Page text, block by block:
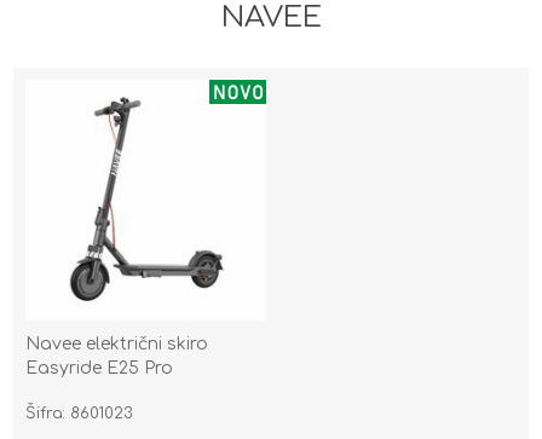
NAVEE
Navee električni skiro
Easyride E25 Pro
Šifra: 8601023